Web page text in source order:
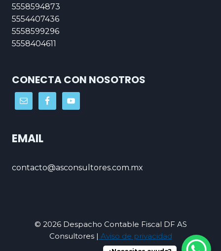
5558594873
5554407436
5558599296
5558404611
CONECTA CON NOSOTROS
EMAIL
contacto@asconsultores.com.mx
© 2026 Despacho Contable Fiscal DF AS
Consultores | Aviso de privacidad